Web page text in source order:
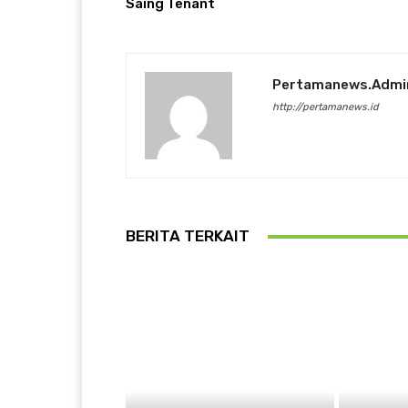
Saing Tenant
http://pertamanews.id
BERITA TERKAIT